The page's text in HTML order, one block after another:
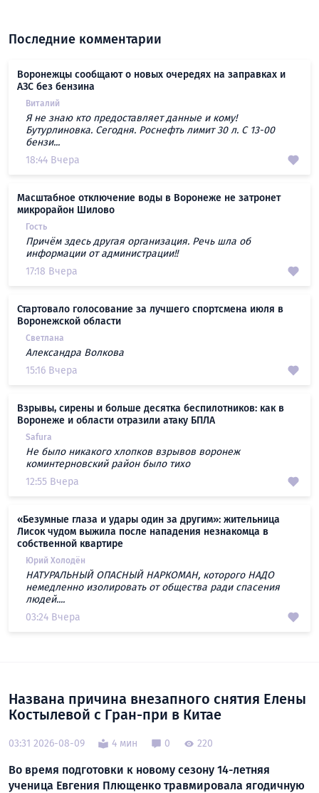
Последние комментарии
Воронежцы сообщают о новых очередях на заправках и
АЗС без бензина
Виталий
Я не знаю кто предоставляет данные и кому!
Бутурлиновка. Сегодня. Роснефть лимит 30 л. С 13-00
бензи...
18:44 Вчера
Масштабное отключение воды в Воронеже не затронет
микрорайон Шилово
Гость
Причём здесь другая организация. Речь шла об
информации от администрации!!
17:18 Вчера
Стартовало голосование за лучшего спортсмена июля в
Воронежской области
Светлана
Александра Волкова
15:16 Вчера
Взрывы, сирены и больше десятка беспилотников: как в
Воронеже и области отразили атаку БПЛА
Safura
Не было никакого хлопков взрывов воронеж
коминтерновский район было тихо
12:55 Вчера
«Безумные глаза и удары один за другим»: жительница
Лисок чудом выжила после нападения незнакомца в
собственной квартире
Юрий Холодён
НАТУРАЛЬНЫЙ ОПАСНЫЙ НАРКОМАН, которого НАДО
немедленно изолировать от общества ради спасения
людей....
03:24 Вчера
Названа причина внезапного снятия Елены
Костылевой с Гран-при в Китае
03:31 2026-08-09 4 мин 0 220
Во время подготовки к новому сезону 14-летняя
ученица Евгения Плющенко травмировала ягодичную